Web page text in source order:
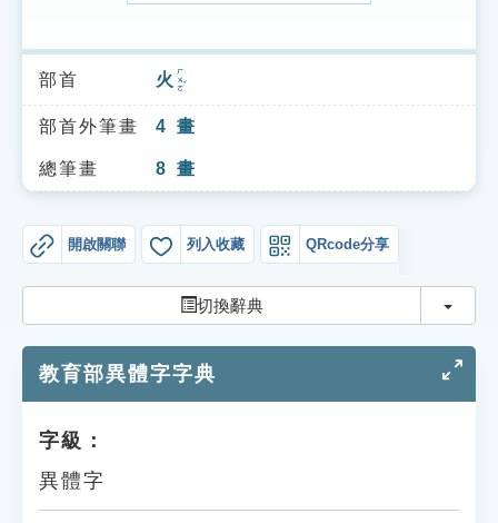
索引選單
知識索引
單字索引
遊戲專區
教學應用
貓頭鷹博士
部首 火 ㄏㄨㄛˇ
部首外筆畫 4 畫
總筆畫 8 畫
開啟關聯 列入收藏 QRcode分享
切換辭典 切換
教育部異體字字典
字級：
異體字